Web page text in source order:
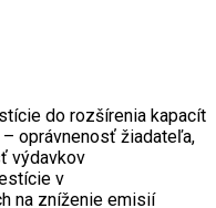
do rozšírenia kapacít
oprávnenosť žiadateľa,
výdavkov
v
na zníženie emisií